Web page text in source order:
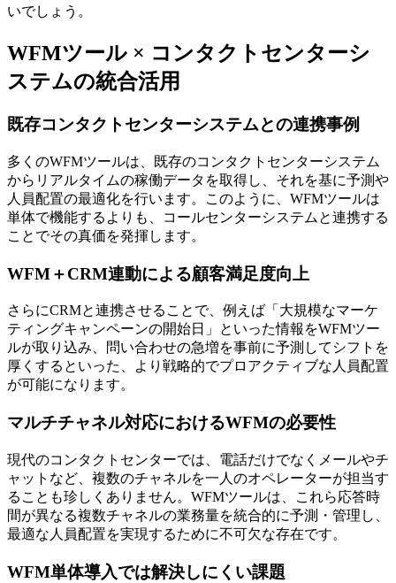
いでしょう。
WFMツール × コンタクトセンターシ
ステムの統合活用
既存コンタクトセンターシステムとの連携事例
多くのWFMツールは、既存のコンタクトセンターシステム
からリアルタイムの稼働データを取得し、それを基に予測や
人員配置の最適化を行います。このように、 WFMツールは
単体で機能するよりも、コールセンターシステムと連携する
ことでその真価を発揮 します。
WFM＋CRM連動による顧客満足度向上
さらにCRMと連携させることで、例えば「大規模なマーケ
ティングキャンペーンの開始日」といった情報をWFMツー
ルが取り込み、問い合わせの急増を事前に予測してシフトを
厚くするといった、より戦略的でプロアクティブな人員配置
が可能になります。
マルチチャネル対応におけるWFMの必要性
現代のコンタクトセンターでは、電話だけでなくメールやチ
ャットなど、複数のチャネルを一人のオペレーターが担当す
ることも珍しくありません。WFMツールは、これら応答時
間が異なる複数チャネルの業務量を統合的に予測・管理 し、
最適な人員配置を実現するために不可欠な存在です。
WFM単体導入では解決しにくい課題